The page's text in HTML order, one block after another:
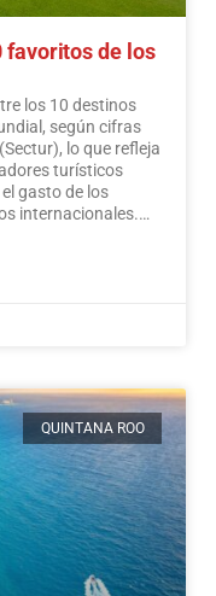
favoritos de los
los 10 destinos
según cifras
lo que refleja
turísticos
gasto de los
internacionales.…
QUINTANA ROO